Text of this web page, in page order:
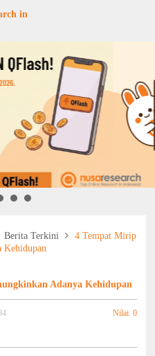
Berita Terkini
4 Tempat Mirip
Kehidupan
Adanya Kehidupan
Nilai: 0